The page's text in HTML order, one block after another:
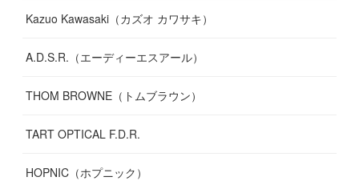
Kazuo Kawasaki（カズオ カワサキ）
A.D.S.R.（エーディーエスアール）
THOM BROWNE（トムブラウン）
TART OPTICAL F.D.R.
HOPNIC（ホプニック）